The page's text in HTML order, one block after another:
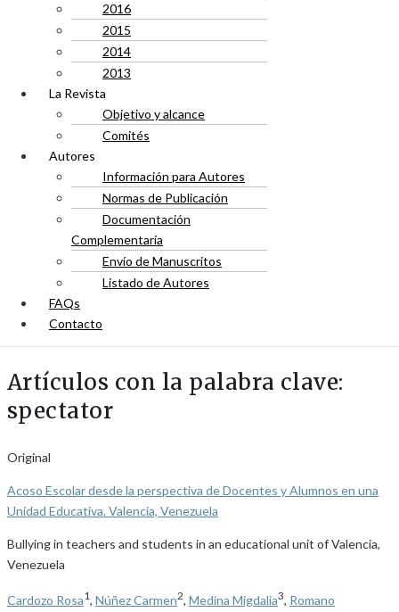
2016
2015
2014
2013
La Revista
Objetivo y alcance
Comités
Autores
Información para Autores
Normas de Publicación
Documentación
Complementaria
Envío de Manuscritos
Listado de Autores
FAQs
Contacto
Artículos con la palabra clave:
spectator
Original
Acoso Escolar desde la perspectiva de Docentes y Alumnos en una
Unidad Educativa. Valencia, Venezuela
Bullying in teachers and students in an educational unit of Valencia,
Venezuela
Cardozo Rosa1, Núñez Carmen2, Medina Migdalia3, Romano